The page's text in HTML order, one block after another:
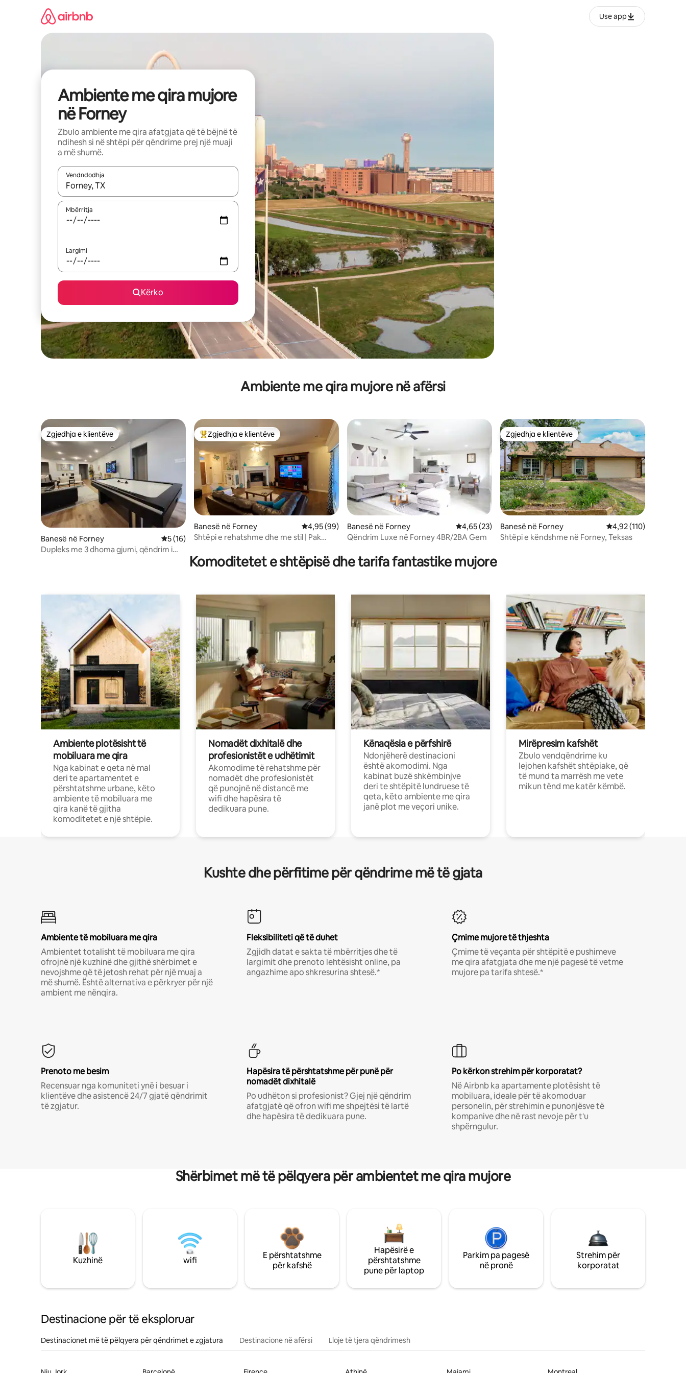
Use app
Ambiente me qira mujore
në Forney
Zbulo ambiente me qira afatgjata që të bëjnë të
ndihesh si në shtëpi për qëndrime prej një muaji
a më shumë.
Vendndodhja
Kur rezultatet të jenë të disponueshme, lëviz me butonat e shigjetave lart e poshtë ose eksploro duke prekur ose duke lëvizur ekranin.
Mbërritja
Largimi
Kërko
Ambiente me qira mujore në afërsi
Zgjedhja e klientëve
Zgjedhja e klientëve
Banesë në Forney Vlerësimi mesatar 5 nga 5, 16 vlerësime
5 (16)
Dupleks me 3 dhoma gjumi, qëndrim i
Më të mirat e zgjedhjeve të klientëve
Zgjedhja e klientëve
Banesë në Forney Vlerësimi mesatar 4,95 nga 5, 99 vlerësime
4,95 (99)
Shtëpi e rehatshme dhe me stil | Pak
Banesë në Forney Vlerësimi mesatar 4,65 nga 5, 23 vlerësime
4,65 (23)
Qëndrim Luxe në Forney 4BR/2BA Gem
Zgjedhja e klientëve
Zgjedhja e klientëve
Banesë në Forney Vlerësimi mesatar
4,92 (110)
Shtëpi e këndshme në Forney, Teksas
Komoditetet e shtëpisë dhe tarifa fantastike mujore
Ambiente plotësisht të
mobiluara me qira
Nga kabinat e qeta në mal
deri te apartamentet e
përshtatshme urbane, këto
ambiente të mobiluara me
qira kanë të gjitha
komoditetet e një shtëpie.
Nomadët dixhitalë dhe
profesionistët e udhëtimit
Akomodime të rehatshme për
nomadët dhe profesionistët
që punojnë në distancë me
wifi dhe hapësira të
dedikuara pune.
Kënaqësia e përfshirë
Ndonjëherë destinacioni
është akomodimi. Nga
kabinat buzë shkëmbinjve
deri te shtëpitë lundruese të
qeta, këto ambiente me qira
janë plot me veçori unike.
Mirëpresim kafshët
Zbulo vendqëndrime ku
lejohen kafshët shtëpiake, që
të mund ta marrësh me vete
mikun tënd me katër këmbë.
Kushte dhe përfitime për qëndrime më të gjata
Ambiente të mobiluara me qira
Ambientet totalisht të mobiluara me qira
ofrojnë një kuzhinë dhe gjithë shërbimet e
nevojshme që të jetosh rehat për një muaj a
më shumë. Është alternativa e përkryer për një
ambient me nënqira.
Fleksibiliteti që të duhet
Zgjidh datat e sakta të mbërritjes dhe të
largimit dhe prenoto lehtësisht online, pa
angazhime apo shkresurina shtesë.*
Çmime mujore të thjeshta
Çmime të veçanta për shtëpitë e pushimeve
me qira afatgjata dhe me një pagesë të vetme
mujore pa tarifa shtesë.*
Prenoto me besim
Recensuar nga komuniteti ynë i besuar i
klientëve dhe asistencë 24/7 gjatë qëndrimit
të zgjatur.
Hapësira të përshtatshme për punë për
nomadët dixhitalë
Po udhëton si profesionist? Gjej një qëndrim
afatgjatë që ofron wifi me shpejtësi të lartë
dhe hapësira të dedikuara pune.
Po kërkon strehim për korporatat?
Në Airbnb ka apartamente plotësisht të
mobiluara, ideale për të akomoduar
personelin, për strehimin e punonjësve të
kompanive dhe në rast nevoje për t'u
shpërngulur.
Shërbimet më të pëlqyera për ambientet me qira mujore
Kuzhinë wifi
E përshtatshme
për kafshë
Hapësirë e
përshtatshme
pune për laptop
Parkim pa pagesë
në pronë
Strehim për
korporatat
Destinacione për të eksploruar
Destinacionet më të pëlqyera për qëndrimet e zgjatura Destinacione në afërsi Lloje të tjera qëndrimesh